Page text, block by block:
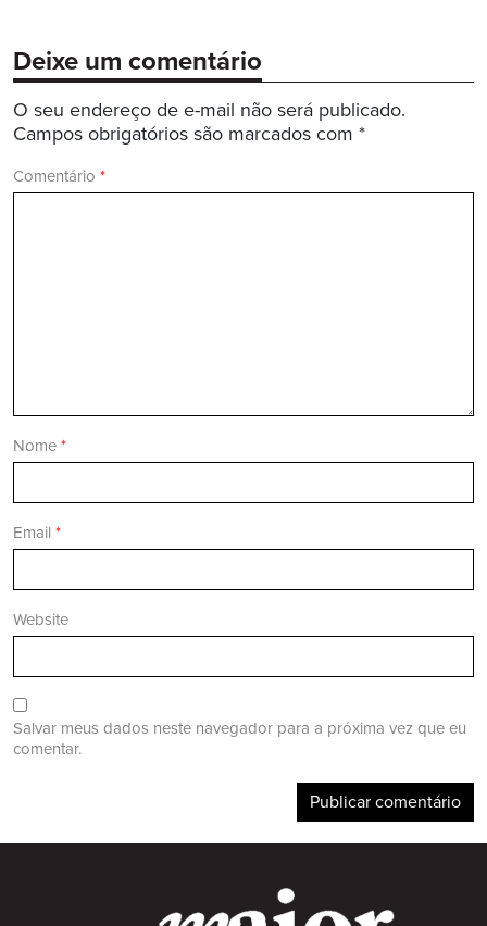
Deixe um comentário
O seu endereço de e-mail não será publicado.
Campos obrigatórios são marcados com *
Comentário *
Nome *
Email *
Website
Salvar meus dados neste navegador para a próxima vez que eu
comentar.